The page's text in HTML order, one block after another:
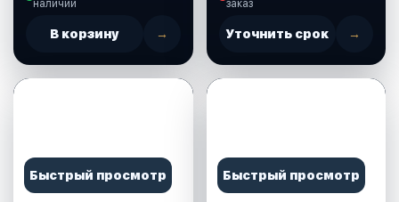
наличии
В корзину →
заказ
Уточнить срок →
Быстрый просмотр Быстрый просмотр